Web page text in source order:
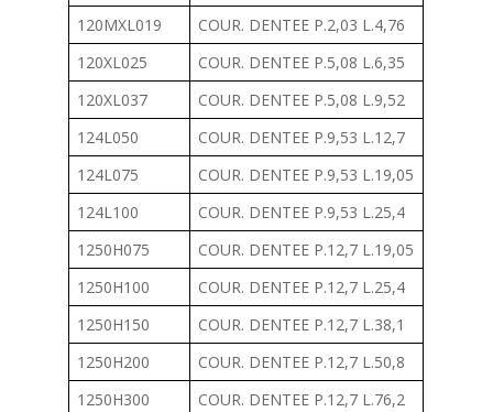
120MXL019
COUR. DENTEE P.2,03 L.4,76
120XL025
COUR. DENTEE P.5,08 L.6,35
120XL037
COUR. DENTEE P.5,08 L.9,52
124L050
COUR. DENTEE P.9,53 L.12,7
124L075
COUR. DENTEE P.9,53 L.19,05
124L100
COUR. DENTEE P.9,53 L.25,4
1250H075
COUR. DENTEE P.12,7 L.19,05
1250H100
COUR. DENTEE P.12,7 L.25,4
1250H150
COUR. DENTEE P.12,7 L.38,1
1250H200
COUR. DENTEE P.12,7 L.50,8
1250H300
COUR. DENTEE P.12,7 L.76,2